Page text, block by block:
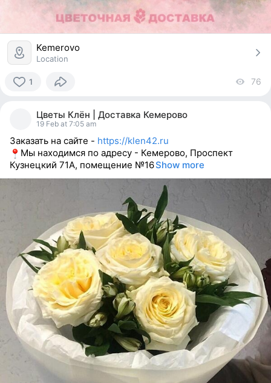
Kemerovo
Location
1 76
Цветы Клён | Доставка Кемерово
19 Feb at 7:05 am
Заказать на сайте - https://klen42.ru
Мы находимся по адресу - Кемерово, Проспект
Кузнецкий 71А, помещение №16Show more